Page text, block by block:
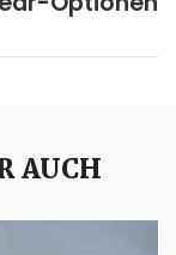
AUCH